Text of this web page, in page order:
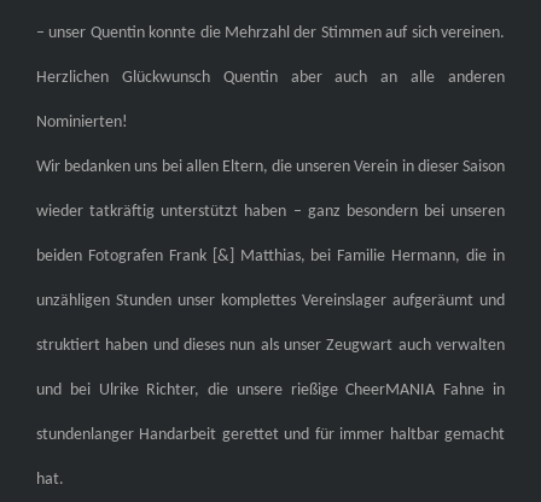
– unser Quentin konnte die Mehrzahl der Stimmen auf sich vereinen.
Herzlichen Glückwunsch Quentin aber auch an alle anderen
Nominierten!
Wir bedanken uns bei allen Eltern, die unseren Verein in dieser Saison
wieder tatkräftig unterstützt haben – ganz besondern bei unseren
beiden Fotografen Frank [&] Matthias, bei Familie Hermann, die in
unzähligen Stunden unser komplettes Vereinslager aufgeräumt und
struktiert haben und dieses nun als unser Zeugwart auch verwalten
und bei Ulrike Richter, die unsere rießige CheerMANIA Fahne in
stundenlanger Handarbeit gerettet und für immer haltbar gemacht
hat.